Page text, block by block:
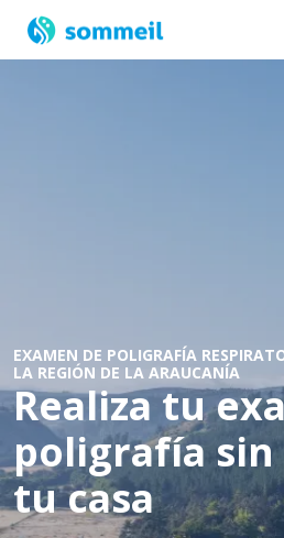
EXAMEN DE POLIGRAFÍA
LA REGIÓN DE LA ARAUCANÍA
Realiza tu
poligrafía
tu casa